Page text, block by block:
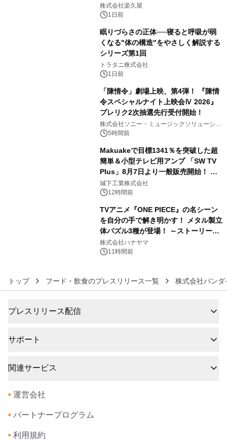
メニューを提供
株式会社楽久屋
1日前
眠りづらさの正体──寝ると呼吸が弱
くなる"体の構造"をやさしく解説する
シリーズ第1回
トラタニ株式会社
1日前
「陳情令」劇場上映、第4弾！ 『陳情
令スペシャルナイト上映会Ⅳ 2026』
プレリク2次抽選先行受付開始！
株式会社ソニー・ミュージックソリューショ
ンズ5時間前
Makuakeで目標1341％を突破した超
簡単＆小型テレビ用アンプ 「SW TV
Plus」8月7日より一般販売開始！ ケ
ーブル1本つなぐだけ、テレビの音が
ぐっと豊かに
城下工業株式会社
12時間前
TVアニメ『ONE PIECE』の名シーン
を自分の手で解き明かす！ メタル製立
体パズル3種が登場！ ～ストーリーと
ギミックが融合した 大人の体験型パズ
ルが8月7日(金)12時より先行予約受付
株式会社ハナヤマ
11時間前
トップ フード・飲食のプレスリリース一覧 株式会社バン
プレスリリース配信
サポート
関連サービス
• 運営会社
• パートナープログラム
• 利用規約